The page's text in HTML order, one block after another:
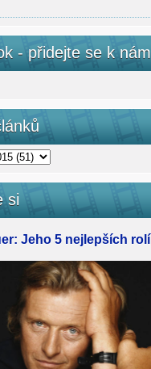
- přidejte se k nám
si
Jeho 5 nejlepších rolí